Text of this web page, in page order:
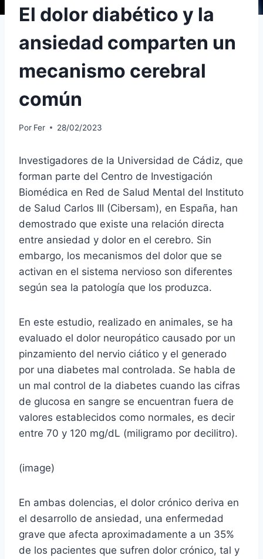
El dolor diabético y la
ansiedad comparten un
mecanismo cerebral
común
Por Fer 28/02/2023
Investigadores de la Universidad de Cádiz, que
forman parte del Centro de Investigación
Biomédica en Red de Salud Mental del Instituto
de Salud Carlos III (Cibersam), en España, han
demostrado que existe una relación directa
entre ansiedad y dolor en el cerebro. Sin
embargo, los mecanismos del dolor que se
activan en el sistema nervioso son diferentes
según sea la patología que los produzca.
En este estudio, realizado en animales, se ha
evaluado el dolor neuropático causado por un
pinzamiento del nervio ciático y el generado
por una diabetes mal controlada. Se habla de
un mal control de la diabetes cuando las cifras
de glucosa en sangre se encuentran fuera de
valores establecidos como normales, es decir
entre 70 y 120 mg/dL (miligramo por decilitro).
(image)
En ambas dolencias, el dolor crónico deriva en
el desarrollo de ansiedad, una enfermedad
grave que afecta aproximadamente a un 35%
de los pacientes que sufren dolor crónico, tal y